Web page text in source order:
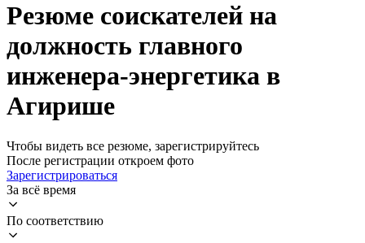
Резюме соискателей на
должность главного
инженера-энергетика в
Агирише
Чтобы видеть все резюме, зарегистрируйтесь
После регистрации откроем фото
Зарегистрироваться
За всё время
По соответствию